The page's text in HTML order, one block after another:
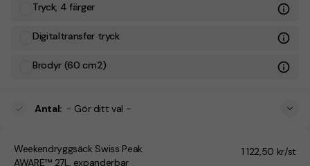
Tryck, 4 färger
Digitaltransfer tryck
Brodyr (60 cm2)
Antal: - Gör ditt val -
Weekendryggsäck Swiss Peak
AWARE™ 27L, expanderbar
1 122,50 kr/st